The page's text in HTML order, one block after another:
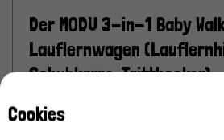
Der MODU 3-in-1 Baby
Lauflernwagen
Schubkarre, Tritthocker)
geeignet von 0-6 Jahren / bis 50
Cookies